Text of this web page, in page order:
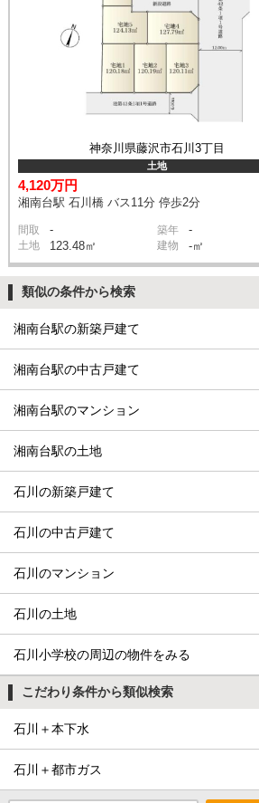
神奈川県藤沢市石川3丁目
土地
4,120万円
湘南台駅 石川橋 バス11分 停歩2分
間取 - 築年 -
土地 123.48㎡ 建物 -㎡
類似の条件から検索
湘南台駅の新築戸建て
湘南台駅の中古戸建て
湘南台駅のマンション
湘南台駅の土地
石川の新築戸建て
石川の中古戸建て
石川のマンション
石川の土地
石川小学校の周辺の物件をみる
こだわり条件から類似検索
石川＋本下水
石川＋都市ガス